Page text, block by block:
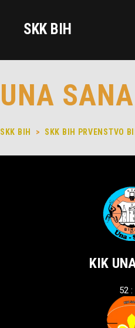
SKK BIH
UNA
SKK BIH > SKK BIH PRVENSTVO
KIK
52 :